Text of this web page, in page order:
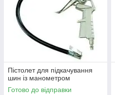
Пістолет для підкачування
шин із манометром
Готово до відправки